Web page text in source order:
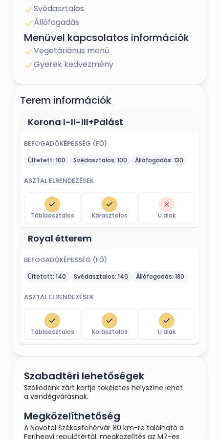
Svédasztalos
Állófogadás
Menüvel kapcsolatos információk
Vegetáriánus menü
Gyerek kedvezmény
Terem információk
Korona I-II-III+Palást
BEFOGADÓKÉPESSÉG (FŐ)
Ültetett: 100 Svédasztalos: 100 Állófogadás: 130
ASZTAL ELRENDEZÉSEK
Táblaasztalos Körasztalos U alak
Royal étterem
BEFOGADÓKÉPESSÉG (FŐ)
Ültetett: 140 Svédasztalos: 140 Állófogadás: 180
ASZTAL ELRENDEZÉSEK
Táblaasztalos Körasztalos U alak
Szabadtéri lehetőségek
Szállodánk zárt kertje tökéletes helyszíne lehet
a vendégvárásnak.
Megközelíthetőség
A Novotel Székesfehérvár 80 km-re található a
Ferihegyi repülőtértől, megközelítés az M7-es